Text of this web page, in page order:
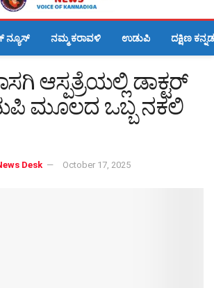
ನ್ಯೂಸ್ ನಮ್ಮ ಕರಾವಳಿ ಉಡುಪಿ ದಕ್ಷಿಣ ಕನ್ನಡ
ಆಸ್ಪತ್ರೆಯಲ್ಲಿ ಡಾಕ್ಟರ್
ಮೂಲದ ಒಬ್ಬ ನಕಲಿ
Desk October 17, 2025